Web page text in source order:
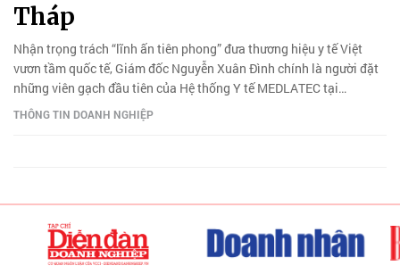
Tháp
Nhận trọng trách “lĩnh ấn tiên phong” đưa thương hiệu y tế Việt
vươn tầm quốc tế, Giám đốc Nguyễn Xuân Đình chính là người đặt
những viên gạch đầu tiên của Hệ thống Y tế MEDLATEC tại
Campuchia.
THÔNG TIN DOANH NGHIỆP